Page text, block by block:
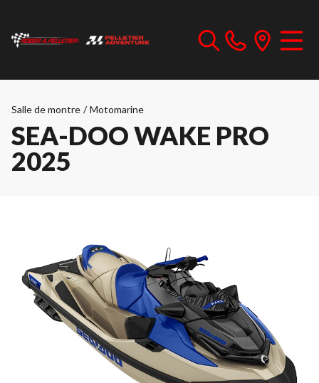
Salle de montre / Motomarine
SEA-DOO WAKE PRO
2025